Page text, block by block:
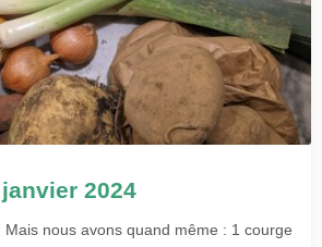
2024
nous avons quand même : 1 courge